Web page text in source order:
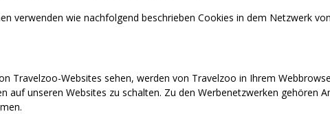
verwenden wie nachfolgend beschrieben Cookies in dem Netzwerk
Travelzoo-Websites sehen, werden von Travelzoo in Ihrem
auf unseren Websites zu schalten. Zu den Werbenetzwerken gehören